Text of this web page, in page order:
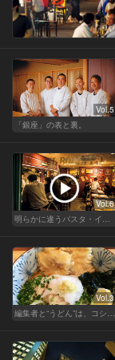
Vol.5
「銀座」の表と裏。
Vol.6
Vol.3